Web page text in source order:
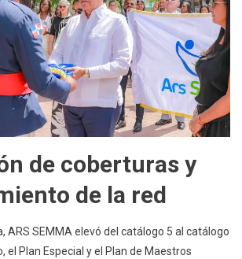
de coberturas y
de la red
ARS SEMMA elevó del catálogo 5 al catálogo
el Plan Especial y el Plan de Maestros